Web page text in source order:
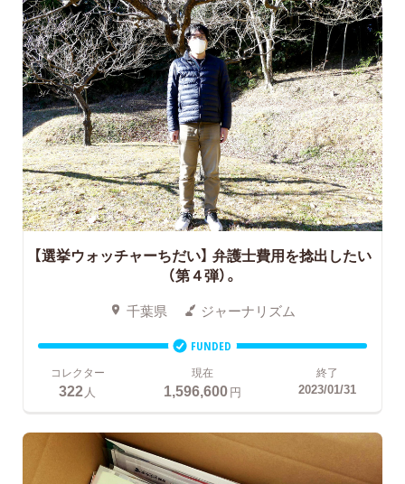
【選挙ウォッチャーちだい】 弁護士費用を捻出したい
（第４弾）。
千葉県 ジャーナリズム
FUNDED
コレクター
322人
現在
1,596,600円
終了
2023/01/31